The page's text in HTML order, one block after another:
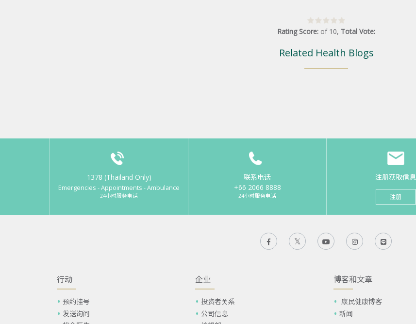
Rating Score: of 10, Total Vote:
Related Health Blogs
1378 (Thailand Only)
Emergencies - Appointments - Ambulance
24小时服务电话
联系电话
+66 2066 8888
24小时服务电话
注册获取信息
注册
行动
预约挂号
发送询问
企业
投资者关系
公司信息
博客和文章
康民健康博客
新闻